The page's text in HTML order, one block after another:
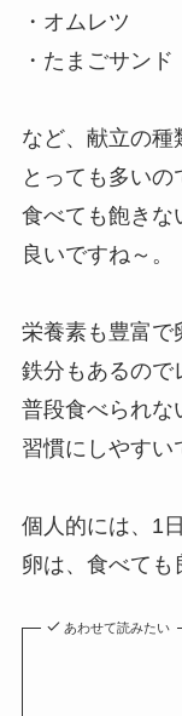
・オムレツ
・たまごサンド
など、献立の種
とっても多いの
食べても飽きな
良いですね～。
栄養素も豊富で
鉄分もあるので
普段食べられな
習慣にしやすい
個人的には、1
卵は、食べても
あわせて読みたい